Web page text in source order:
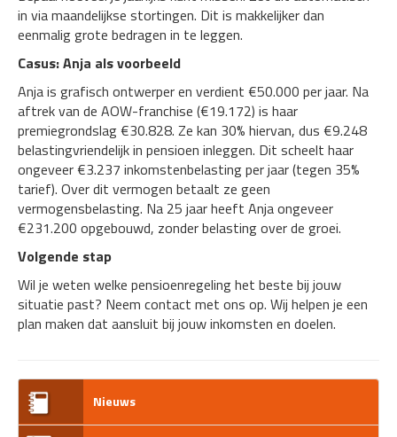
in via maandelijkse stortingen. Dit is makkelijker dan
eenmalig grote bedragen in te leggen.
Casus: Anja als voorbeeld
Anja is grafisch ontwerper en verdient €50.000 per jaar. Na
aftrek van de AOW-franchise (€19.172) is haar
premiegrondslag €30.828. Ze kan 30% hiervan, dus €9.248
belastingvriendelijk in pensioen inleggen. Dit scheelt haar
ongeveer €3.237 inkomstenbelasting per jaar (tegen 35%
tarief). Over dit vermogen betaalt ze geen
vermogensbelasting. Na 25 jaar heeft Anja ongeveer
€231.200 opgebouwd, zonder belasting over de groei.
Volgende stap
Wil je weten welke pensioenregeling het beste bij jouw
situatie past? Neem contact met ons op. Wij helpen je een
plan maken dat aansluit bij jouw inkomsten en doelen.
Nieuws